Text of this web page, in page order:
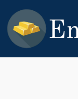
content
Topik Seputar Emas